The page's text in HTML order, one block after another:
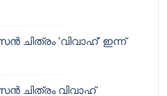
ചിത്രം ‘വിവാഹ്’ ഇന്ന്
ചിത്രം വിവാഹ്